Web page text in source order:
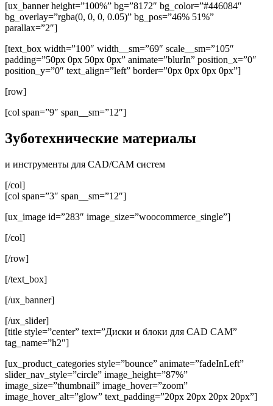
[ux_banner height=”100%” bg=”8172″ bg_color=”#446084″
bg_overlay=”rgba(0, 0, 0, 0.05)” bg_pos=”46% 51%”
parallax=”2″]
[text_box width=”100″ width__sm=”69″ scale__sm=”105″
padding=”50px 0px 50px 0px” animate=”blurIn” position_x=”0″
position_y=”0″ text_align=”left” border=”0px 0px 0px 0px”]
[row]
[col span=”9″ span__sm=”12″]
Зуботехнические материалы
и инструменты для CAD/CAM систем
[/col]
[col span=”3″ span__sm=”12″]
[ux_image id=”283″ image_size=”woocommerce_single”]
[/col]
[/row]
[/text_box]
[/ux_banner]
[/ux_slider]
[title style=”center” text=”Диски и блоки для CAD CAM”
tag_name=”h2″]
[ux_product_categories style=”bounce” animate=”fadeInLeft”
slider_nav_style=”circle” image_height=”87%”
image_size=”thumbnail” image_hover=”zoom”
image_hover_alt=”glow” text_padding=”20px 20px 20px 20px”]